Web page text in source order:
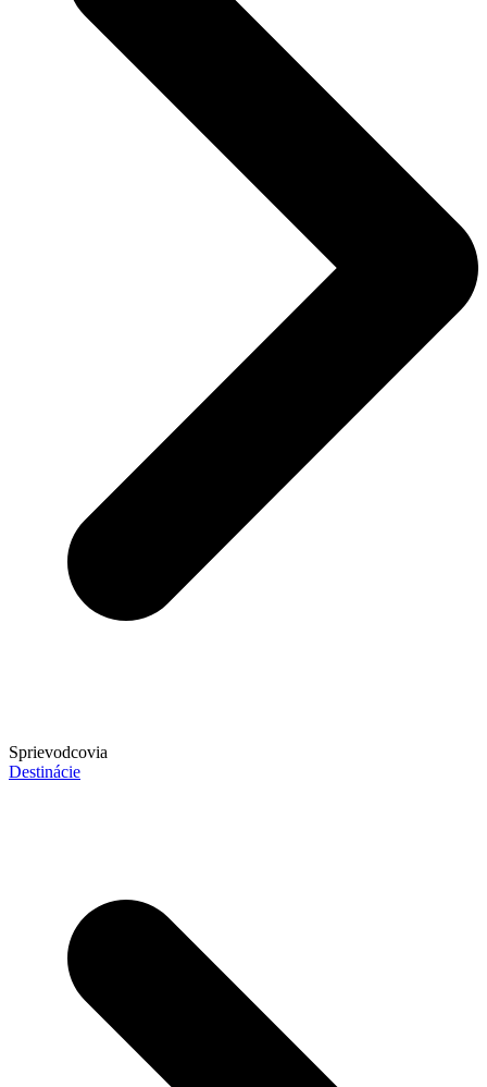
Sprievodcovia
Destinácie